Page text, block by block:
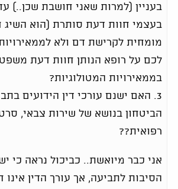
בעניין (למרות שאני חושבת שכן..)
בעצמי חוות דעת סותרת (הוא
מומחית לקרישת דם ולא
לכם על רופא הנותן חוות דעת
בממאירויות המטולוגיות?
3. האם ישנם עורכי דין הידועים
הביטחון בנושא של שירות צבאי,
רפואית??
אני כבר מיואשת.. כביכול נראה כי
הסיבות לתביעה, אך עורך הדין אינו